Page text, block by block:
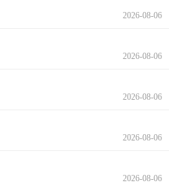
2026-08-06
2026-08-06
2026-08-06
2026-08-06
2026-08-06